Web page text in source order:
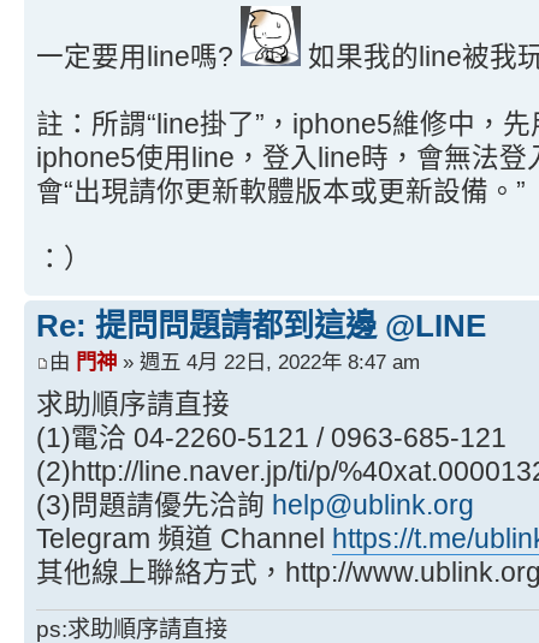
一定要用line嗎? 如果我的line被我
註：所謂“line掛了”，iphone5維修中，
iphone5使用line，登入line時，會無法登
會“出現請你更新軟體版本或更新設備。”
：）
Re: 提問問題請都到這邊 @LINE
由 門神 » 週五 4月 22日, 2022年 8:47 am
求助順序請直接
(1)電洽 04-2260-5121 / 0963-685-121
(2)http://line.naver.jp/ti/p/
(3)問題請優先洽詢 help@ublink.org
Telegram 頻道 Channel https://t.me/
其他線上聯絡方式，http://
ps:求助順序請直接